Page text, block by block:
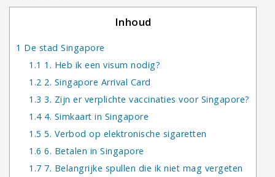
Inhoud
1 De stad Singapore
1.1 1. Heb ik een visum nodig?
1.2 2. Singapore Arrival Card
1.3 3. Zijn er verplichte vaccinaties voor Singapore?
1.44. Simkaart in Singapore
1.5 5. Verbod op elektronische sigaretten
1.6 6. Betalen in Singapore
1.7 7. Belangrijke spullen die ik niet mag vergeten